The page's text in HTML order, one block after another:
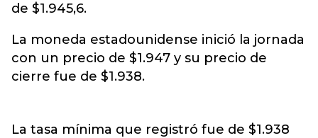
de $1.945,6.
La moneda estadounidense inició la jornada
con un precio de $1.947 y su precio de
cierre fue de $1.938.
La tasa mínima que registró fue de $1.938